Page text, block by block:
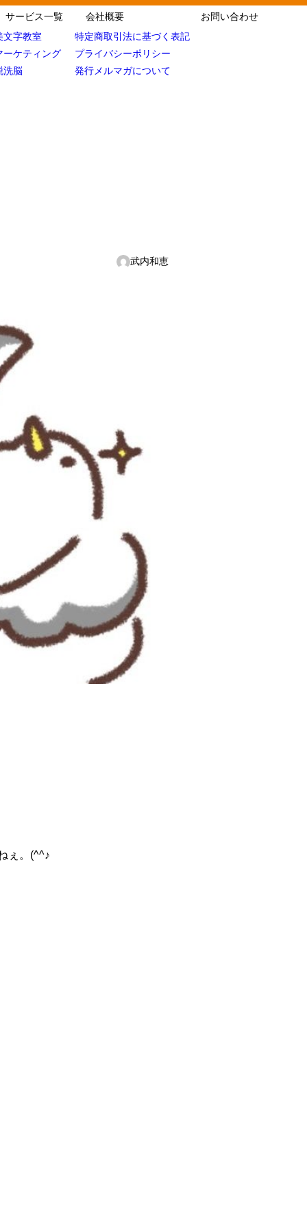
サービス一覧
文字教室
ーケティング
洗脳
会社概要
特定商取引法に基づく表記
プライバシーポリシー
発行メルマガについて
お問い合わせ
武内和恵
ぇ。(^^♪